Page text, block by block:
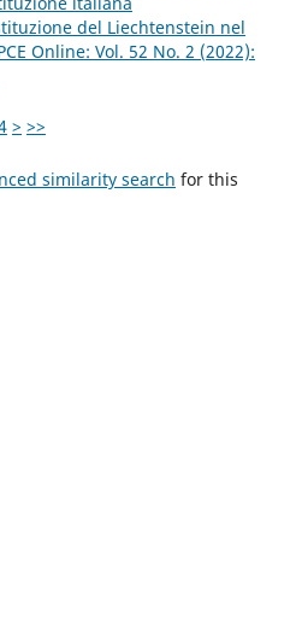
del Liechtenstein nel
Online: Vol. 52 No. 2 (2022):
> >>
similarity search for this